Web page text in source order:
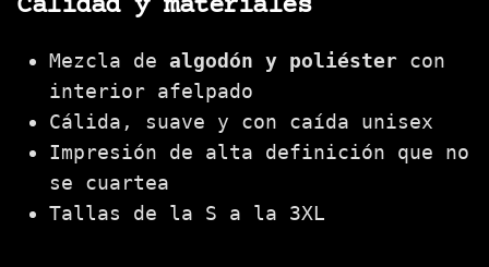
Calidad y materiales
Mezcla de algodón y poliéster con
interior afelpado
Cálida, suave y con caída unisex
Impresión de alta definición que no
se cuartea
Tallas de la S a la 3XL